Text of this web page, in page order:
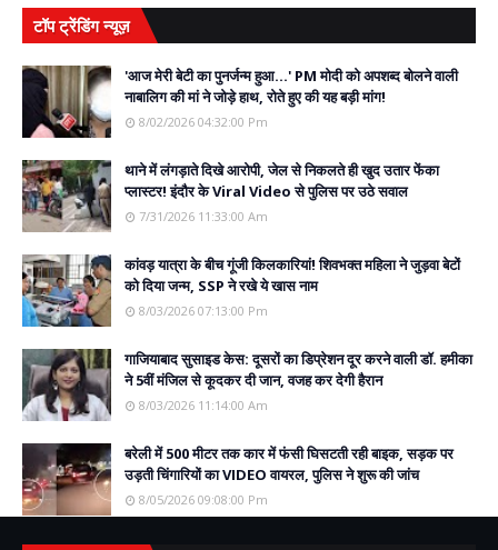
टॉप ट्रेंडिंग न्यूज़
'आज मेरी बेटी का पुनर्जन्म हुआ...' PM मोदी को अपशब्द बोलने वाली
नाबालिग की मां ने जोड़े हाथ, रोते हुए की यह बड़ी मांग!
8/02/2026 04:32:00 Pm
थाने में लंगड़ाते दिखे आरोपी, जेल से निकलते ही खुद उतार फेंका
प्लास्टर! इंदौर के Viral Video से पुलिस पर उठे सवाल
7/31/2026 11:33:00 Am
कांवड़ यात्रा के बीच गूंजी किलकारियां! शिवभक्त महिला ने जुड़वा बेटों
को दिया जन्म, SSP ने रखे ये खास नाम
8/03/2026 07:13:00 Pm
गाजियाबाद सुसाइड केस: दूसरों का डिप्रेशन दूर करने वाली डॉ. हमीका
ने 5वीं मंजिल से कूदकर दी जान, वजह कर देगी हैरान
8/03/2026 11:14:00 Am
बरेली में 500 मीटर तक कार में फंसी घिसटती रही बाइक, सड़क पर
उड़ती चिंगारियों का VIDEO वायरल, पुलिस ने शुरू की जांच
8/05/2026 09:08:00 Pm